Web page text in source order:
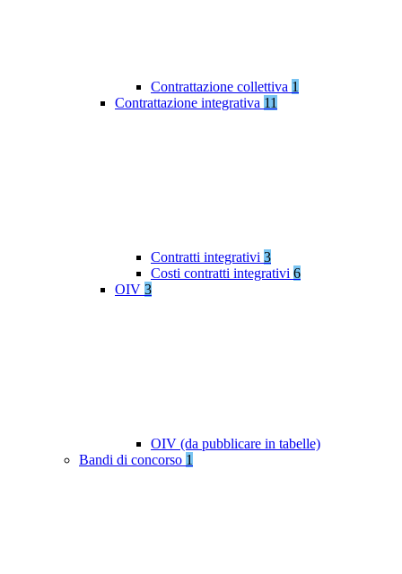
Contrattazione collettiva 1
Contrattazione integrativa 11
Contratti integrativi 3
Costi contratti integrativi 6
OIV 3
OIV (da pubblicare in tabelle)
Bandi di concorso 1